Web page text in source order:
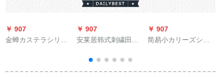
￥ 907
金蝉カステラシリー
リーズ既制カーリン
￥ 907
安莱居韩式刺繍田園
ーテン二重窓リビソ
ン系無の完全遮光布
￥ 907
简易小カリーズシリ
ださい。遮光断热舎